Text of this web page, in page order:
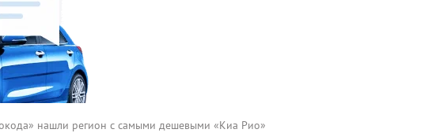
нашли регион с самыми дешевыми «Киа Рио»